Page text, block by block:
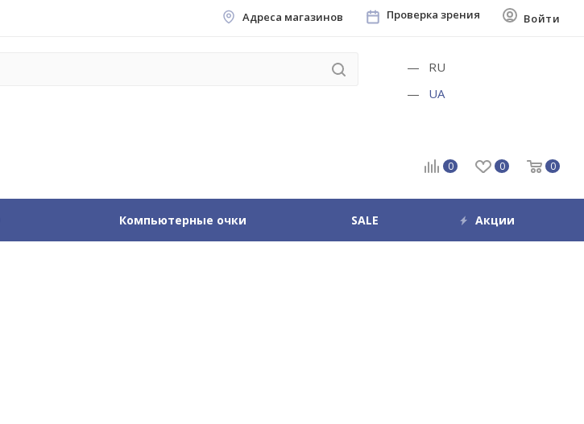
Адреса магазинов Проверка зрения Войти
RU
UA
0 0 0
Компьютерные очки SALE Акции